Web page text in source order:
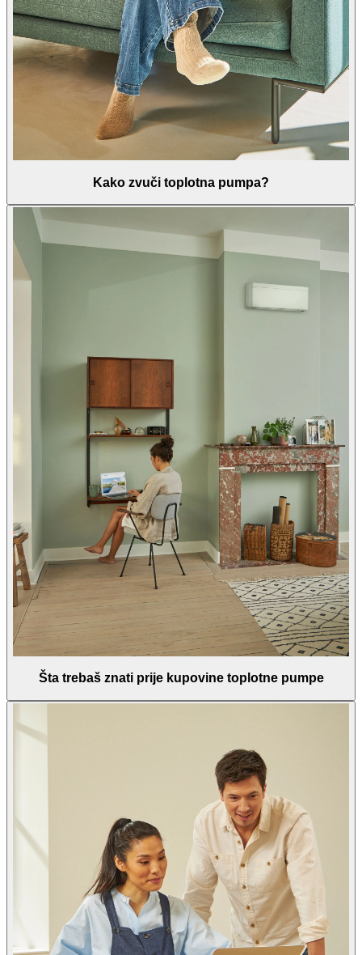
Kako zvuči toplotna pumpa?
Šta trebaš znati prije kupovine toplotne pumpe